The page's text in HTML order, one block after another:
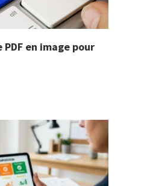
en image pour